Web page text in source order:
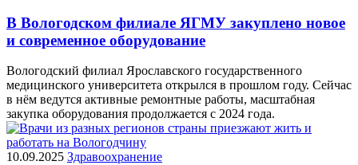
В Вологодском филиале ЯГМУ закуплено новое
и современное оборудование
Вологодский филиал Ярославского государственного
медицинского университета открылся в прошлом году. Сейчас
в нём ведутся активные ремонтные работы, масштабная
закупка оборудования продолжается с 2024 года.
10.09.2025 Здравоохранение